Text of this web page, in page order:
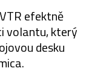
efektně
volantu, který
desku